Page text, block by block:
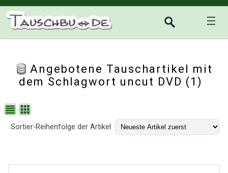
☰
Angebotene Tauschartikel mit
dem Schlagwort uncut DVD (1)
Sortier-Reihenfolge der Artikel